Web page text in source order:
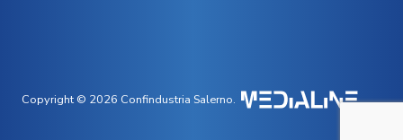
Copyright © 2026 Confindustria Salerno.